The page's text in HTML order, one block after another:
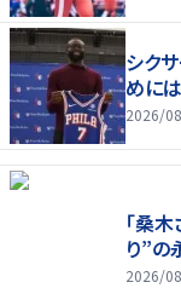
シク
めに
2026/
「桑
り”の
2026/